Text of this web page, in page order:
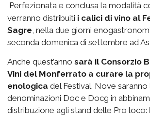
Perfezionata e conclusa la modalità
verranno distribuiti i calici di vino al
Sagre, nella due giorni
seconda domenica di settembre ad
Anche quest’anno sarà il Consorzio
Vini del Monferrato a curare la
enologica del Festival. Nove saranno
denominazioni Doc e Docg in
distribuzione agli stand delle Pro loco: